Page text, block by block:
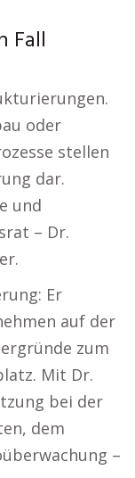
Fall
oder
stellen
dar.
und
– Dr.
Er
auf der
zum
Mit Dr.
bei der
dem
–